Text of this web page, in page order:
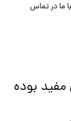
ما در تماس
مفید بوده